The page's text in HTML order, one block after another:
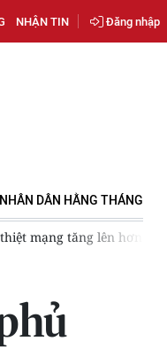
NHẬN TIN Đăng nhập
NHÂN DÂN HẰNG THÁNG
tra mạng xã hội đối với